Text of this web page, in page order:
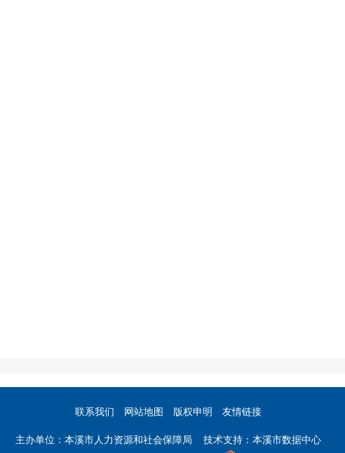
联系我们 网站地图 版权申明 友情链接
主办单位：本溪市人力资源和社会保障局 技术支持：本溪市数据中心